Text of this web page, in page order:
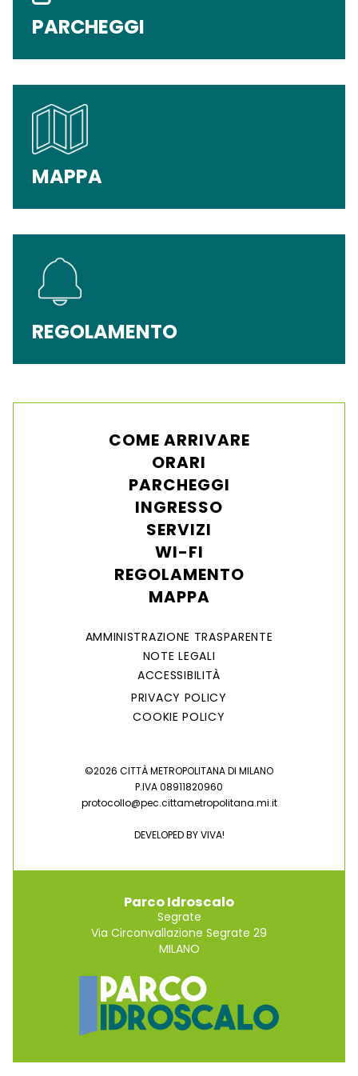
PARCHEGGI
MAPPA
REGOLAMENTO
Parco Idroscalo
Segrate
Via Circonvallazione Segrate 29
MILANO
COME ARRIVARE
ORARI
PARCHEGGI
INGRESSO
SERVIZI
WI-FI
REGOLAMENTO
MAPPA
AMMINISTRAZIONE TRASPARENTE
NOTE LEGALI
ACCESSIBILITÀ
PRIVACY POLICY
COOKIE POLICY
©2026 CITTÀ METROPOLITANA DI MILANO
P.IVA 08911820960
protocollo@pec.cittametropolitana.mi.it
DEVELOPED BYVIVA!